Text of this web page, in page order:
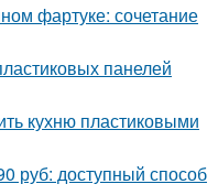
фартуке: сочетание
панелей
кухню пластиковыми
руб: доступный способ